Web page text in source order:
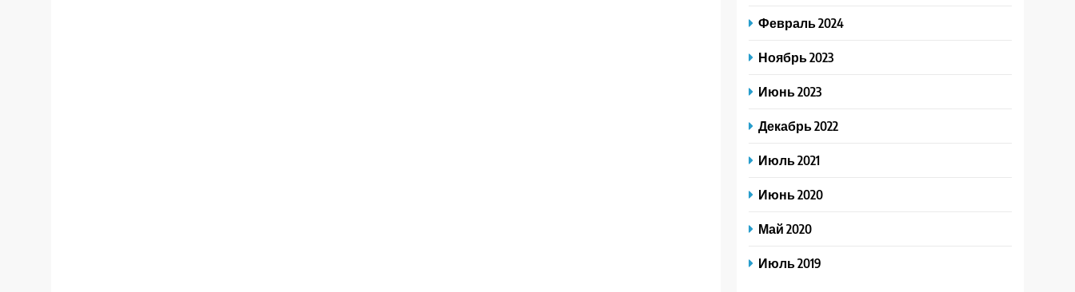
Февраль 2024
Ноябрь 2023
Июнь 2023
Декабрь 2022
Июль 2021
Июнь 2020
Май 2020
Июль 2019